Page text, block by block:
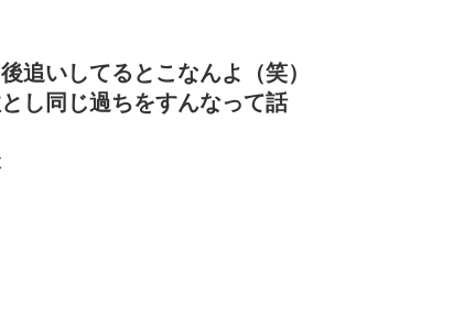
追いしてるとこなんよ（笑）
し同じ過ちをすんなって話